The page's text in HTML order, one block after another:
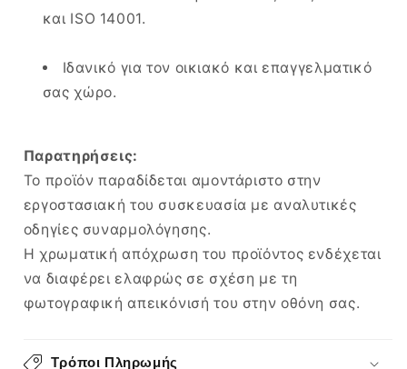
και ISO 14001.
Ιδανικό για τον οικιακό και επαγγελματικό
σας χώρο.
Παρατηρήσεις:
Το προϊόν παραδίδεται αμοντάριστο στην
εργοστασιακή του συσκευασία με αναλυτικές
οδηγίες συναρμολόγησης.
Η χρωματική απόχρωση του προϊόντος ενδέχεται
να διαφέρει ελαφρώς σε σχέση με τη
φωτογραφική απεικόνισή του στην οθόνη σας.
Τρόποι Πληρωμής